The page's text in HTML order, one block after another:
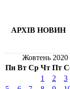
АРХІВ НОВИН
Жовтень 2020
Пн Вт Ср Чт Пт
1
2 3